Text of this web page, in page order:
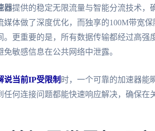
器提供的稳定无限流量与智能分流技术，
体做了深度优化，而独享的100M带宽
更重要的是，所有数据传输都经过高强
敏感信息在公共网络中泄露。
说当前IP受限制 时，一个可靠的加速器能
何连接问题都能快速响应解决，确保在